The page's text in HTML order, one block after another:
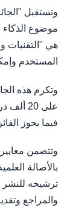
وتستقبل
موضوع الذكاء
هي "التقنيات
المستخدم
وتكرم هذه
فيما يحوز الفائز
وتتضمن
بالأصالة
ترشيحه للنشر
والمراجع